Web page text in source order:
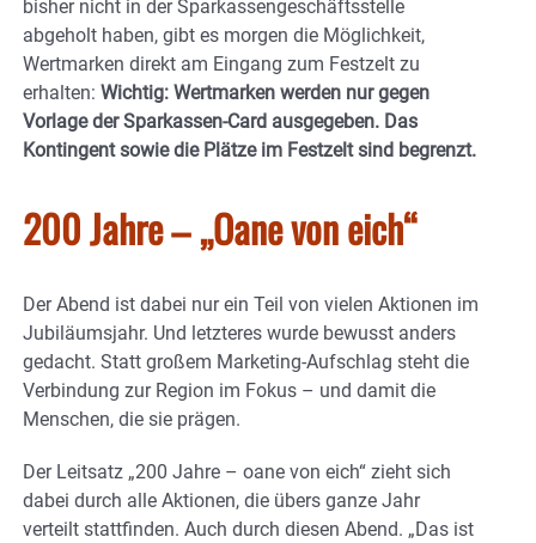
bisher nicht in der Sparkassengeschäftsstelle
abgeholt haben, gibt es morgen die Möglichkeit,
Wertmarken direkt am Eingang zum Festzelt zu
erhalten: Wichtig: Wertmarken werden nur gegen
Vorlage der Sparkassen-Card ausgegeben. Das
Kontingent sowie die Plätze im Festzelt sind begrenzt.
200 Jahre – „Oane von eich“
Der Abend ist dabei nur ein Teil von vielen Aktionen im
Jubiläumsjahr. Und letzteres wurde bewusst anders
gedacht. Statt großem Marketing-Aufschlag steht die
Verbindung zur Region im Fokus – und damit die
Menschen, die sie prägen.
Der Leitsatz „200 Jahre – oane von eich“ zieht sich
dabei durch alle Aktionen, die übers ganze Jahr
verteilt stattfinden. Auch durch diesen Abend. „Das ist